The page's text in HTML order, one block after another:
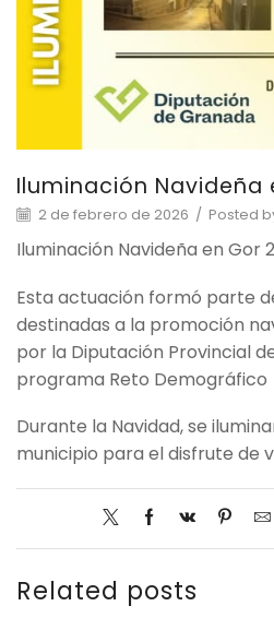
Iluminación Navideña
2 de febrero de 2026 / Posted
Iluminación Navideña en Gor
Esta actuación formó parte
destinadas a la promoción
por la Diputación Provincial
programa Reto Demográfico
Durante la Navidad, se
municipio para el disfrute de
Related posts